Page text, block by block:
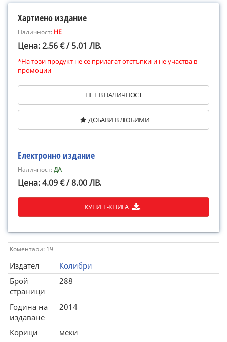
Хартиено издание
Наличност: НЕ
Цена: 2.56 € / 5.01 ЛВ.
*На този продукт не се прилагат отстъпки и не участва в
промоции
НЕ Е В НАЛИЧНОСТ
ДОБАВИ В ЛЮБИМИ
Електронно издание
Наличност:ДА
Цена: 4.09 € / 8.00 ЛВ.
КУПИ Е-КНИГА
Коментари: 19
Издател
Колибри
Брой
страници
288
Година на
издаване
2014
Корици
меки